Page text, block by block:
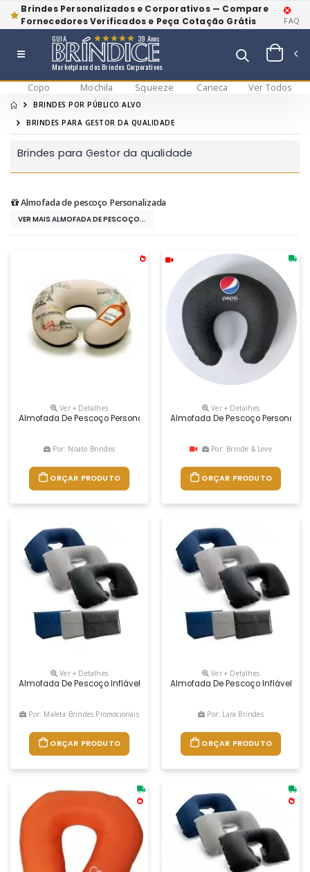
Brindes Personalizados e Corporativos — Compare
Fornecedores Verificados e Peça Cotação Grátis
FAQ
Marketplace dos Brindes Corporativos
GUIA 39 Anos
Copo Mochila Squeeze Caneca Ver Todos
BRINDES POR PÚBLICO ALVO
BRINDES PARA GESTOR DA QUALIDADE
Brindes para Gestor da qualidade
Almofada de pescoço Personalizada
VER MAIS ALMOFADA DE PESCOÇO...
Ver + Detalhes
Almofada De Pescoço Personalizada, Medidas 37 X 37 Cm, Material
Por: Noato Brindes
ORÇAR PRODUTO
Ver + Detalhes
Almofada De Pescoço
Por: Brinde & Leve
ORÇAR PRODUTO
Ver + Detalhes
Almofada De Pescoço Inflável Em Pvc Aveludado. Fornecida Em Bolsa.
Por: Maleta Brindes Promocionais
ORÇAR PRODUTO
Ver + Detalhes
Almofada De Pescoço Inflável Em
Por: Lara Brindes
ORÇAR PRODUTO